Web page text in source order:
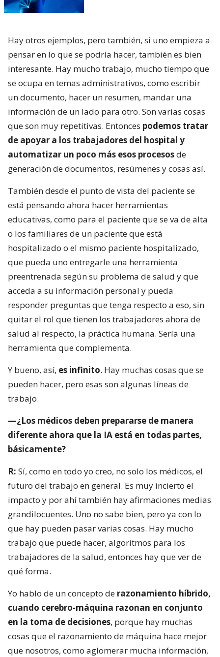
Hay otros ejemplos, pero también, si uno empieza a
pensar en lo que se podría hacer, también es bien
interesante. Hay mucho trabajo, mucho tiempo que
se ocupa en temas administrativos, como escribir
un documento, hacer un resumen, mandar una
información de un lado para otro. Son varias cosas
que son muy repetitivas. Entonces podemos tratar
de apoyar a los trabajadores del hospital y
automatizar un poco más esos procesosde
generación de documentos, resúmenes y cosas así.
También desde el punto de vista del paciente se
está pensando ahora hacer herramientas
educativas, como para el paciente que se va de alta
o los familiares de un paciente que está
hospitalizado o el mismo paciente hospitalizado,
que pueda uno entregarle una herramienta
preentrenada según su problema de salud y que
acceda a su información personal y pueda
responder preguntas que tenga respecto a eso, sin
quitar el rol que tienen los trabajadores ahora de
salud al respecto, la práctica humana. Sería una
herramienta que complementa.
Y bueno, así, es infinito. Hay muchas cosas que se
pueden hacer, pero esas son algunas líneas de
trabajo.
—¿Los médicos deben prepararse de manera
diferente ahora que la IA está en todas partes,
básicamente?
R: Sí, como en todo yo creo, no solo los médicos, el
futuro del trabajo en general. Es muy incierto el
impacto y por ahí también hay afirmaciones medias
grandilocuentes. Uno no sabe bien, pero ya con lo
que hay pueden pasar varias cosas. Hay mucho
trabajo que puede hacer, algoritmos para los
trabajadores de la salud, entonces hay que ver de
qué forma.
Yo hablo de un concepto de razonamiento híbrido,
cuando cerebro-máquina razonan en conjunto
en la toma de decisiones, porque hay muchas
cosas que el razonamiento de máquina hace mejor
que nosotros, como aglomerar mucha información,